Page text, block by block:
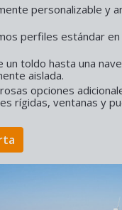
personalizable y
perfiles estándar en
un toldo hasta una
aislada.
opciones
rígidas, ventanas y